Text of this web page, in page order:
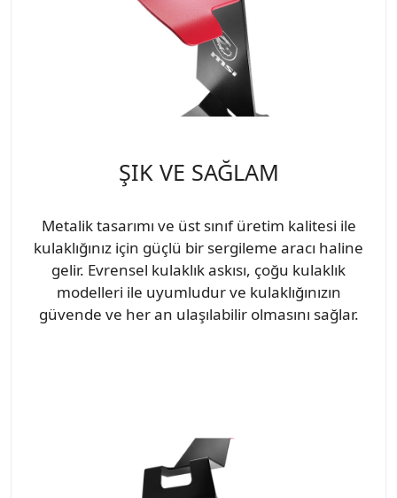
ŞIK VE SAĞLAM
Metalik tasarımı ve üst sınıf üretim kalitesi ile
kulaklığınız için güçlü bir sergileme aracı haline
gelir. Evrensel kulaklık askısı, çoğu kulaklık
modelleri ile uyumludur ve kulaklığınızın
güvende ve her an ulaşılabilir olmasını sağlar.